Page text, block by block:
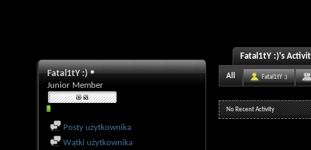
Fatal1tY :)
Junior Member
Posty użytkownika
Wątki użytkownika
Fatal1tY :)'s
All Fatal1tY :)
No Recent Activity